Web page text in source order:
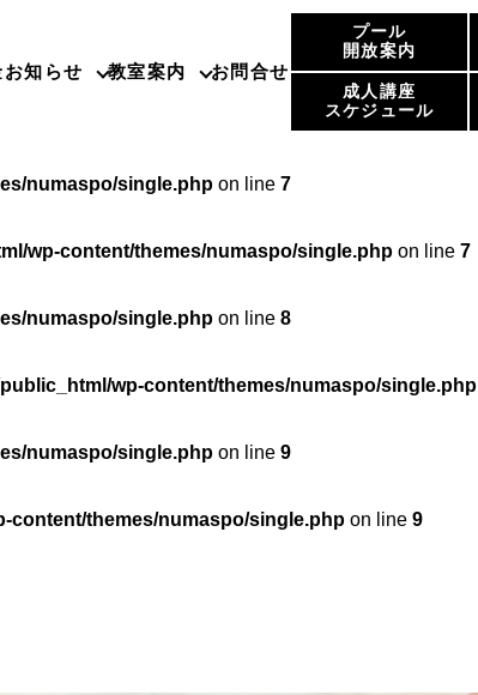
お知らせ 教室案内 お問合せ
プール
開放案内
成人講座
スケジュール
content/themes/numaspo/single.phpon line6
numaspo/single.php on line 7
wp-content/themes/numaspo/single.php on line 7
numaspo/single.php on line 8
wp-content/themes/numaspo/single.php
numaspo/single.php on line 9
content/themes/numaspo/single.php on line 9